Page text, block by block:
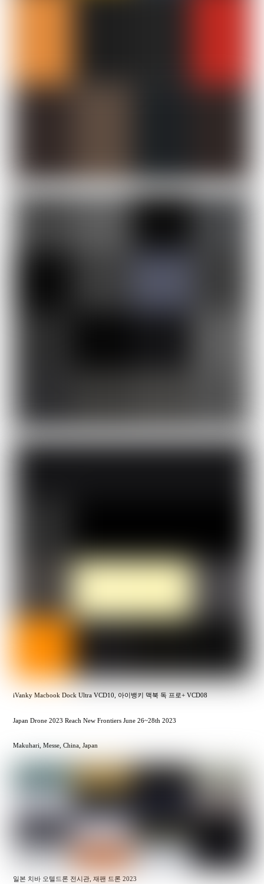
iVanky Macbook Dock Ultra VCD10, 아이뱅키 맥북 독 프로+ VCD08
Japan Drone 2023 Reach New Frontiers June 26~28th 2023
Makuhari, Messe, China, Japan
일본 치바 오텔드론 전시관, 재팬 드론 2023